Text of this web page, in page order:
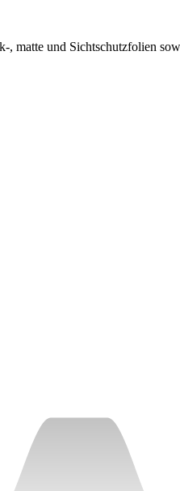
matte und Sichtschutzfolien